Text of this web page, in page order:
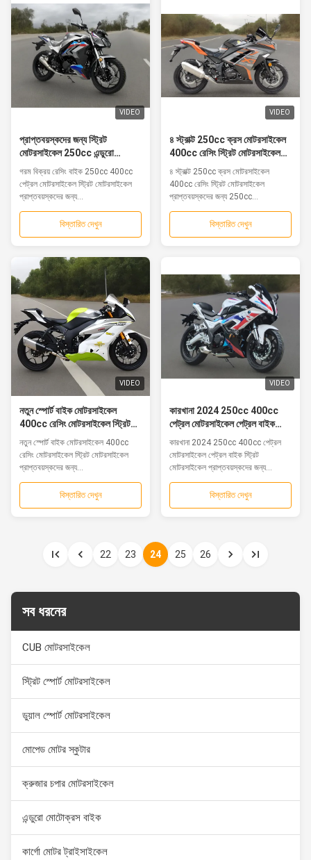
VIDEO
প্রাপ্তবয়স্কদের জন্য স্ট্রিট
মোটরসাইকেল 250cc এন্ডুরো
মোটরসাইকেল কাস্টমাইজড রঙের 4-
স্ট্রোক ইঞ্জিন
গরম বিক্রয় রেসিং বাইক 250cc 400cc
পেট্রল মোটরসাইকেল স্ট্রিট মোটরসাইকেল
প্রাপ্তবয়স্কদের জন্য...
বিস্তারিত দেখুন
VIDEO
৪ স্ট্রাক্ট 250cc ক্রস মোটরসাইকেল
400cc রেসিং স্ট্রিট মোটরসাইকেল
প্রাপ্তবয়স্কদের জন্য 250cc এন্ডুরো
মোটরসাইকেল সিএফমোটো 450mt
৪ স্ট্রাক্ট 250cc ক্রস মোটরসাইকেল
400cc রেসিং স্ট্রিট মোটরসাইকেল
প্রাপ্তবয়স্কদের জন্য 250cc...
বিস্তারিত দেখুন
VIDEO
নতুন স্পোর্ট বাইক মোটরসাইকেল
400cc রেসিং মোটরসাইকেল স্ট্রিট
মোটরসাইকেল প্রাপ্তবয়স্কদের জন্য
250cc এন্ডুরো মোটরসাইকেল স্পোর্ট
বাইক
নতুন স্পোর্ট বাইক মোটরসাইকেল 400cc
রেসিং মোটরসাইকেল স্ট্রিট মোটরসাইকেল
প্রাপ্তবয়স্কদের জন্য...
বিস্তারিত দেখুন
VIDEO
কারখানা 2024 250cc 400cc
পেট্রল মোটরসাইকেল পেট্রল বাইক
স্ট্রিট মোটরসাইকেল প্রাপ্তবয়স্কদের
জন্য 250cc এন্ডুরো মোটরসাইকেল
রেসিং
কারখানা 2024 250cc 400cc পেট্রল
মোটরসাইকেল পেট্রল বাইক স্ট্রিট
মোটরসাইকেল প্রাপ্তবয়স্কদের জন্য...
বিস্তারিত দেখুন
22 23 24 25 26
সব ধরনের
CUB মোটরসাইকেল
স্ট্রিট স্পোর্ট মোটরসাইকেল
ডুয়াল স্পোর্ট মোটরসাইকেল
মোপেড মোটর স্কুটার
ক্রুজার চপার মোটরসাইকেল
এন্ডুরো মোটোক্রস বাইক
কার্গো মোটর ট্রাইসাইকেল